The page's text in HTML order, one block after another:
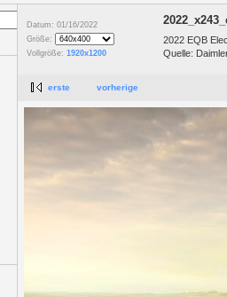
Datum: 01/16/2022
Größe:
Vollgröße: 1920x1200
2022 EQB
Quelle:
erste vorherige